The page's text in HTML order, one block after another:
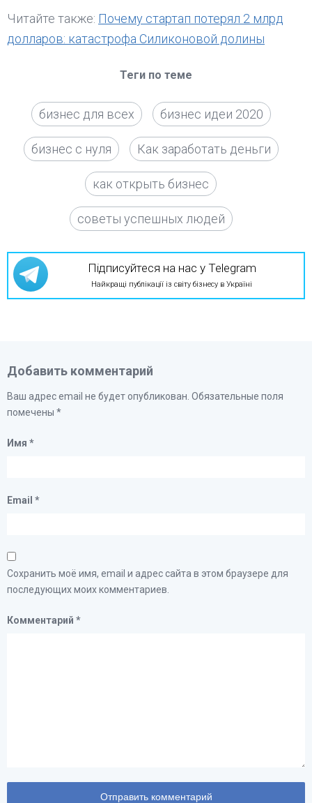
Читайте также: Почему стартап потерял 2 млрд
долларов: катастрофа Силиконовой долины
Теги по теме
бизнес для всех бизнес идеи 2020
бизнес с нуля Как заработать деньги
как открыть бизнес
советы успешных людей
Підписуйтеся на нас у Telegram
Найкращі публікації із світу бізнесу в Україні
Добавить комментарий
Ваш адрес email не будет опубликован. Обязательные поля
помечены *
Имя *
Email *
Сохранить моё имя, email и адрес сайта в этом браузере для
последующих моих комментариев.
Комментарий *